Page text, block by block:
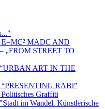
MADC AND
„FROM STREET TO
ART IN THE
RABI”
Graffiti
im Wandel. Künstlerische